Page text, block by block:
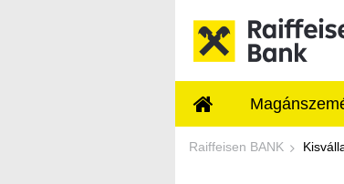
Raiffeisen
Raiffeisen BANK